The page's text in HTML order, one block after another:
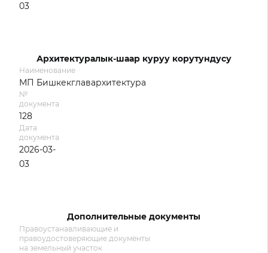
03
Архитектуралык-шаар куруу корутундусу
Наименование
МП Бишкекглавархитектура
№
документа
128
Дата
документа
2026-03-
03
Дополнительные документы
Правоустанавливающие и
правоудостоверяющие документы
на земельный участок